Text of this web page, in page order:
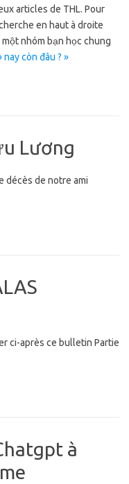
articles de THL. Pour
en haut à droite
nhóm bạn học chung
còn đâu ? »
Lương
décès de notre ami
ci-après ce bulletin Partie
à